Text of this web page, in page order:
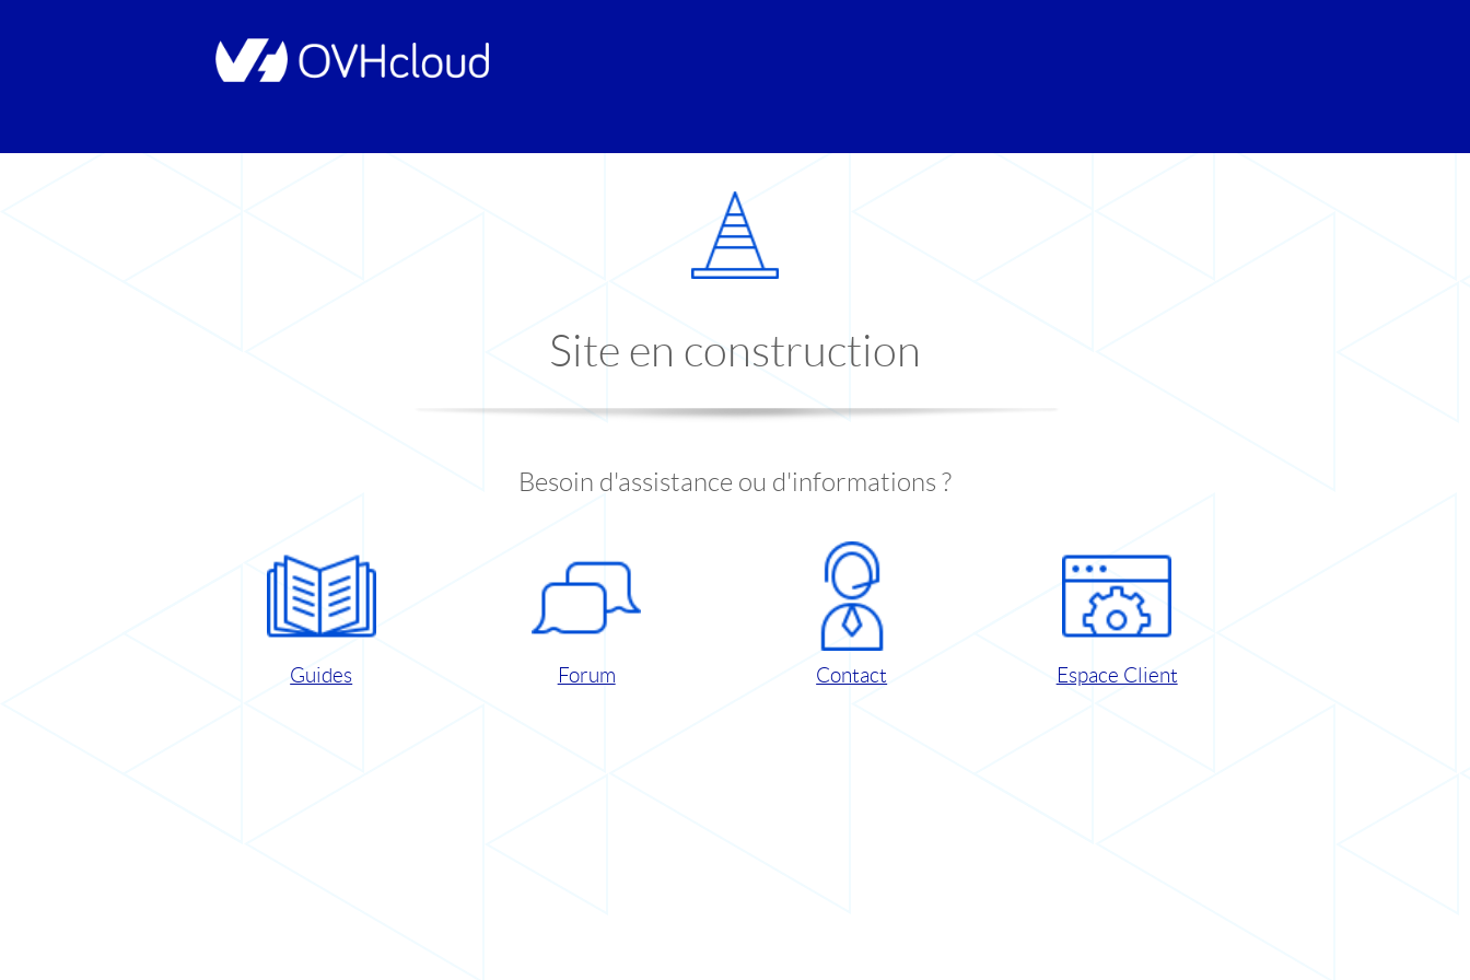
Site en construction
Besoin d'assistance ou d'informations ?
Guides Forum Contact Espace Client